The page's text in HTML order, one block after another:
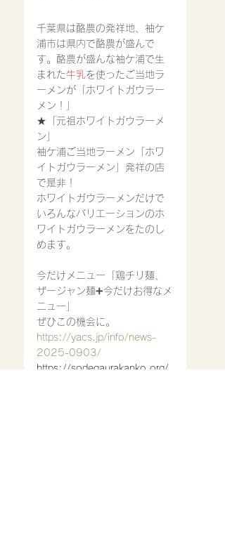
千葉県は酪農の発祥地、袖ケ
浦市は県内で酪農が盛んで
す。酪農が盛んな袖ケ浦で生
まれた牛乳を使ったご当地ラ
ーメンが「ホワイトガウラー
メン！」
★「元祖ホワイトガウラーメ
ン」
袖ケ浦ご当地ラーメン「ホワ
イトガウラーメン」発祥の店
で是非！
ホワイトガウラーメンだけで
いろんなバリエーションのホ
ワイトガウラーメンをたのし
めます。
今だけメニュー「鶏チリ麺、
ザージャン麺➕今だけお得なメ
ニュー」
ぜひこの機会に。
https://yacs.jp/info/news-
2025-0903/
https://sodegaurakanko.org/